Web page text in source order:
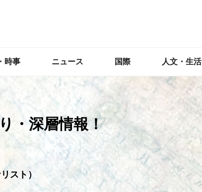
時事 ニュース 国際 人文・生活
・深層情報！
スト）